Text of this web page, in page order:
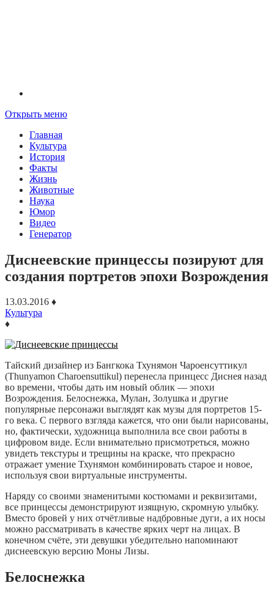
Открыть меню
Главная
Культура
История
Факты
Жизнь
Животные
Наука
Юмор
Видео
Генератор
Диснеевские принцессы позируют для
создания портретов эпохи Возрождения
13.03.2016 ♦
Культура
♦
Тайский дизайнер из Бангкока Тхунямон Чароенсуттикул
(Thunyamon Charoensuttikul) перенесла принцесс Диснея назад
во времени, чтобы дать им новый облик — эпохи
Возрождения. Белоснежка, Мулан, Золушка и другие
популярные персонажи выглядят как музы для портретов 15-
го века. С первого взгляда кажется, что они были нарисованы,
но, фактически, художница выполнила все свои работы в
цифровом виде. Если внимательно присмотреться, можно
увидеть текстуры и трещины на краске, что прекрасно
отражает умение Тхунямон комбинировать старое и новое,
используя свои виртуальные инструменты.
Наряду со своими знаменитыми костюмами и реквизитами,
все принцессы демонстрируют изящную, скромную улыбку.
Вместо бровей у них отчётливые надбровные дуги, а их носы
можно рассматривать в качестве ярких черт на лицах. В
конечном счёте, эти девушки убедительно напоминают
диснеевскую версию Моны Лизы.
Белоснежка